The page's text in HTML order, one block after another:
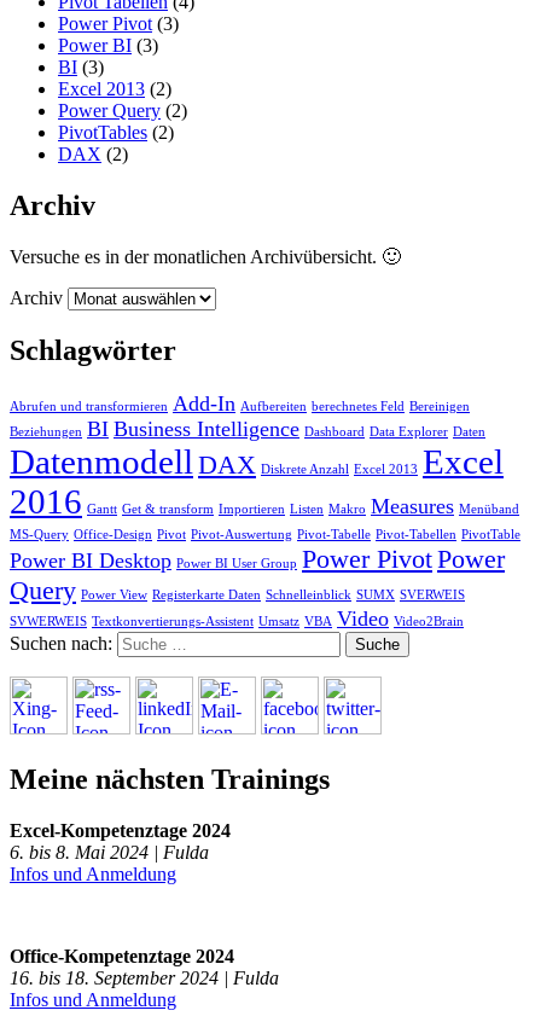
Power Pivot (3)
Power BI (3)
BI (3)
Excel 2013 (2)
Power Query (2)
PivotTables (2)
DAX (2)
Archiv
Versuche es in der monatlichen Archivübersicht. 🙂
Archiv
Schlagwörter
Abrufen und transformieren Add-In Aufbereiten berechnetes Feld Bereinigen
Beziehungen BI Business Intelligence Dashboard Data Explorer Daten
Datenmodell DAX Diskrete Anzahl Excel 2013 Excel
2016 Gantt Get & transform Importieren Listen Makro Measures Menüband
MS-Query Office-Design Pivot Pivot-Auswertung Pivot-Tabelle Pivot-Tabellen PivotTable
Power BI Desktop Power BI User Group Power PivotPower
Query Power View Registerkarte Daten Schnelleinblick SUMX SVERWEIS
SVWERWEIS Textkonvertierungs-Assistent Umsatz VBA Video Video2Brain
Suchen nach:
Meine nächsten Trainings
Excel-Kompetenztage 2024
6. bis 8. Mai 2024 | Fulda
Infos und Anmeldung
Office-Kompetenztage 2024
16. bis 18. September 2024 | Fulda
Infos und Anmeldung